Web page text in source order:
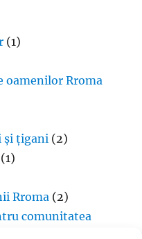
(1)
oamenilor Rroma
și țigani (2)
(1)
Rroma (2)
comunitatea